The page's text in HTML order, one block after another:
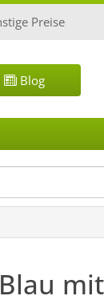
Preise
Blog